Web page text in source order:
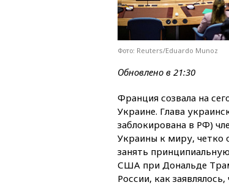
Фото: Reuters/Eduardo Munoz
Обновлено в 21:30
Франция созвала на
Украине. Глава
заблокирована в РФ)
Украины к миру, четко
занять
США при Дональде
России, как